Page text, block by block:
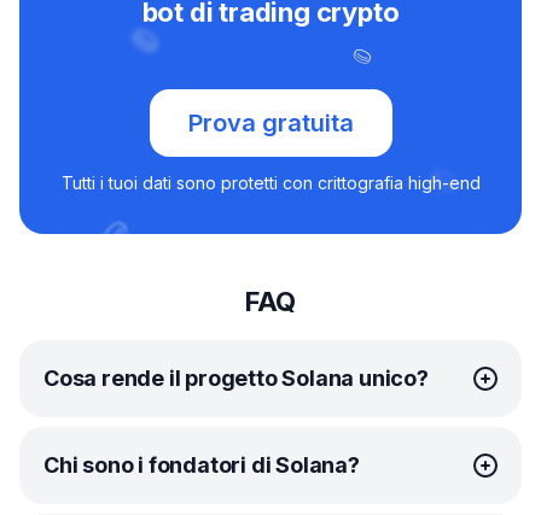
bot di trading crypto
Prova gratuita
Tutti i tuoi dati sono protetti con crittografia high-end
FAQ
Cosa rende il progetto Solana unico?
L’innovativa combinazione di modelli di consenso proof-
of-stake (PoS) e proof-of-history (PoH) di Solana
Chi sono i fondatori di Solana?